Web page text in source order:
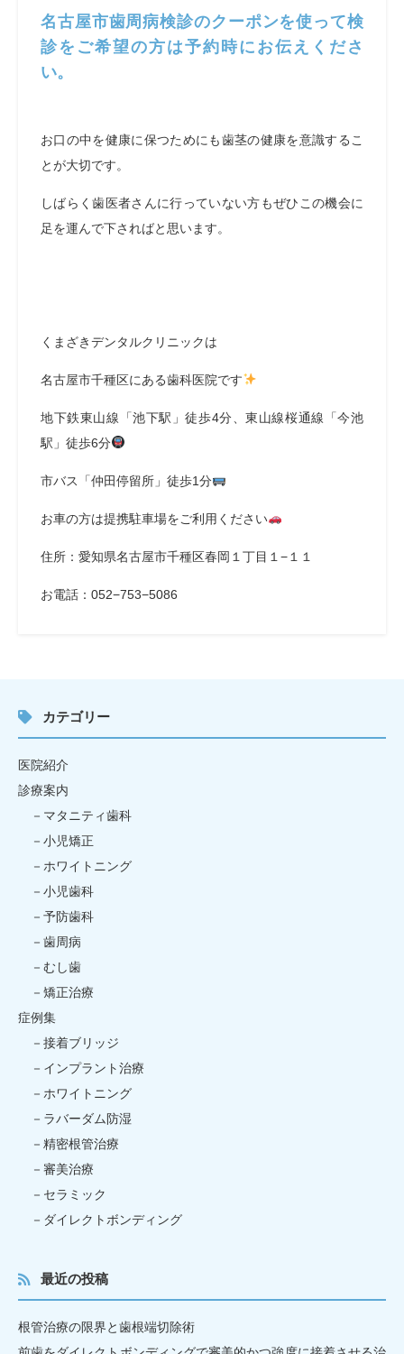
名古屋市歯周病検診のクーポンを使って検
診をご希望の方は予約時にお伝えくださ
い。
お口の中を健康に保つためにも歯茎の健康を意識するこ
とが大切です。
しばらく歯医者さんに行っていない方もぜひこの機会に
足を運んで下さればと思います。
くまざきデンタルクリニックは
名古屋市千種区にある歯科医院です
地下鉄東山線「池下駅」徒歩4分、東山線桜通線「今池
駅」徒歩6分
市バス「仲田停留所」徒歩1分
お車の方は提携駐車場をご利用ください
住所：愛知県名古屋市千種区春岡１丁目１−１１
お電話：052−753−5086
カテゴリー
医院紹介
診療案内
マタニティ歯科
小児矯正
ホワイトニング
小児歯科
予防歯科
歯周病
むし歯
矯正治療
症例集
接着ブリッジ
インプラント治療
ホワイトニング
ラバーダム防湿
精密根管治療
審美治療
セラミック
ダイレクトボンディング
最近の投稿
根管治療の限界と歯根端切除術